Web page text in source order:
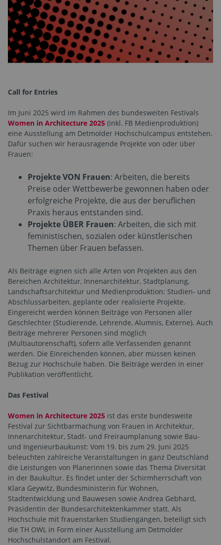
Call for Entries
Im Juni 2025 wird im Rahmen des bundesweiten Festivals
Women in Architecture 2025 (inkl. FB Medienproduktion)
eine Ausstellung am Detmolder Hochschulcampus entstehen.
Dafür suchen wir herausragende Projekte von oder über
Frauen:
Projekte VON Frauen: Arbeiten, die bereits
Preise oder Wettbewerbe gewonnen haben oder
erfolgreiche Projekte, die aus der beruflichen
Praxis heraus entstanden sind.
Projekte ÜBER Frauen: Arbeiten, die sich mit
feministischen, sozialen oder künstlerischen
Themen über Frauen befassen.
Als Beiträge eignen sich alle Arten von Projekten aus den
Bereichen Architektur, Innenarchitektur, Stadtplanung,
Landschaftsarchitektur und Medienproduktion: Studien- und
Abschlussarbeiten, geplante oder realisierte Projekte.
Eingereicht werden können Beiträge von Personen aller
Geschlechter (Studierende, Lehrende, Alumnis, Externe). Auch
Beiträge mehrerer Personen sind möglich
(Multiautorenschaft), sofern alle Verfassenden genannt
werden. Die Einreichenden können, aber müssen keinen
Bezug zur Hochschule haben. Die Beiträge werden in einer
Publikation veröffentlicht.
Das Festival
Women in Architecture 2025 ist das erste bundesweite
Festival zur Sichtbarmachung von Frauen in Architektur,
Innenarchitektur, Stadt- und Freiraumplanung sowie Bau-
und Ingenieurbaukunst: Vom 19. bis zum 29. Juni 2025
beleuchten zahlreiche Veranstaltungen in ganz Deutschland
die Leistungen von Planerinnen sowie das Thema Diversität
in der Baukultur. Es findet unter der Schirmherrschaft von
Klara Geywitz, Bundesministerin für Wohnen,
Stadtentwicklung und Bauwesen sowie Andrea Gebhard,
Präsidentin der Bundesarchitektenkammer statt. Als
Hochschule mit frauenstarken Studiengängen, beteiligt sich
die TH OWL in Form einer Ausstellung am Detmolder
Hochschulstandort am Festival.